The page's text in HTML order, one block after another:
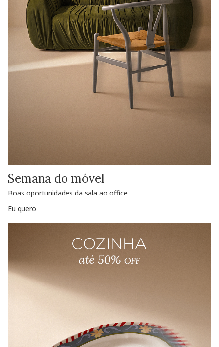
Semana do móvel
Boas oportunidades da sala ao office
Eu quero